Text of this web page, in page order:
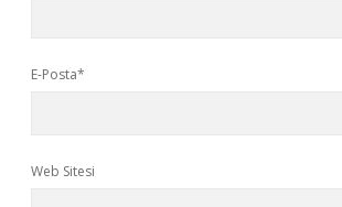
E-Posta*
Web Sitesi